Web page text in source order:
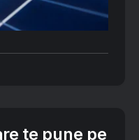
te pune pe